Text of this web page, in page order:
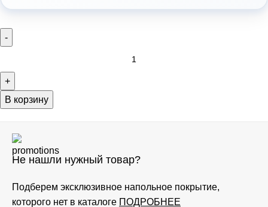
В корзину
Не нашли нужный товар?
Подберем эксклюзивное напольное покрытие,
которого нет в каталоге ПОДРОБНЕЕ